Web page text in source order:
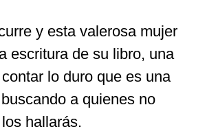
y esta valerosa mujer
escritura de su libro, una
lo duro que es una
a quienes no
hallarás.